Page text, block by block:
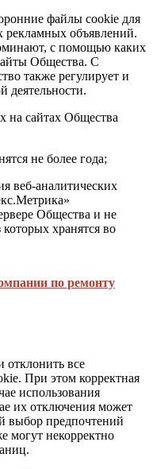
файлы cookie для
рекламных объявлений.
с помощью каких
Общества. С
также регулирует и
деятельности.
на сайтах Общества
не более года;
веб-аналитических
Общества и не
хранятся во
по ремонту
отклонить все
При этом корректная
использования
их отключения может
выбор предпочтений
могут некорректно